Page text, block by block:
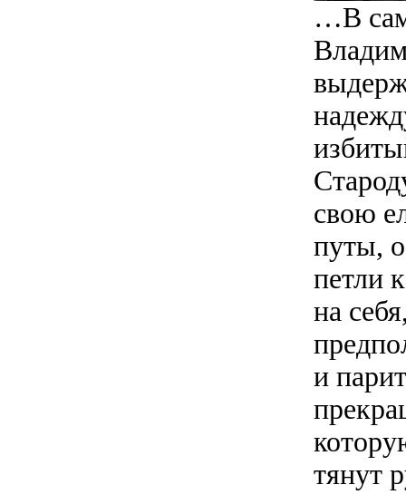
…В
свою
путы,
петли
на
и
тянут